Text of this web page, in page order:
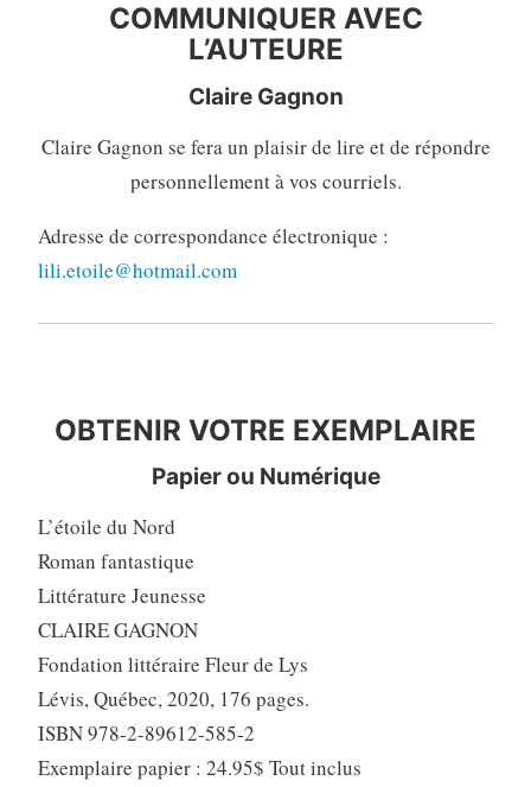
COMMUNIQUER AVEC
L’AUTEURE
Claire Gagnon
Claire Gagnon se fera un plaisir de lire et de répondre
personnellement à vos courriels.
Adresse de correspondance électronique :
lili.etoile@hotmail.com
OBTENIR VOTRE EXEMPLAIRE
Papier ou Numérique
L’étoile du Nord
Roman fantastique
Littérature Jeunesse
CLAIRE GAGNON
Fondation littéraire Fleur de Lys
Lévis, Québec, 2020, 176 pages.
ISBN 978-2-89612-585-2
Exemplaire papier : 24.95$ Tout inclus